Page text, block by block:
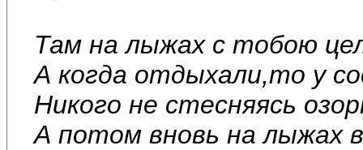
Там на лыжах с тобою
А когда отдыхали,то у
Никого не стесняясь
А потом вновь на лыжах